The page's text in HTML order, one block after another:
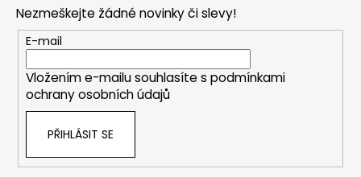
Nezmeškejte žádné novinky či slevy!
E-mail
Vložením e-mailu souhlasíte s podmínkami
ochrany osobních údajů
PŘIHLÁSIT SE